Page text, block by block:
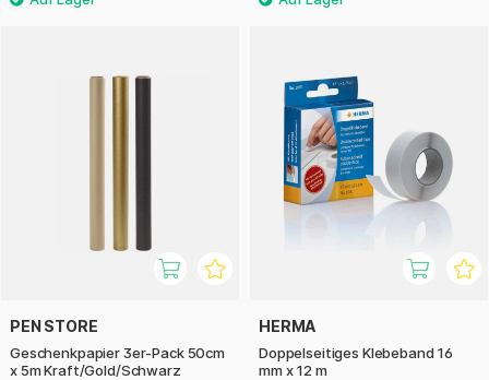
PEN STORE
Geschenkpapier 3er-Pack 50cm
x 5m Kraft/Gold/Schwarz
HERMA
Doppelseitiges Klebeband 16
mm x 12 m